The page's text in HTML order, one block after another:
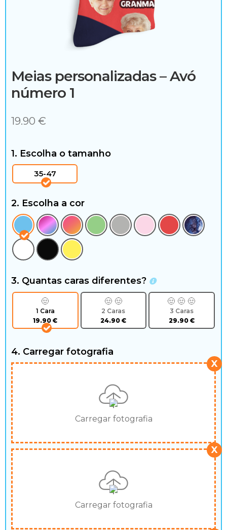
M
i
a
s
A
l
m
o
f
a
d
Meias personalizadas – Avó
número 1
19.90 €
1. Escolha o tamanho
35-47
2. Escolha a cor
3. Quantas caras diferentes?
1 Cara
19.90€
2 Caras
24.90€
3 Caras
29.90€
4. Carregar fotografia
Carregar fotografia
X
Carregar fotografia
X